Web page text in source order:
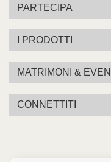
PARTECIPA
I PRODOTTI
MATRIMONI &
CONNETTITI